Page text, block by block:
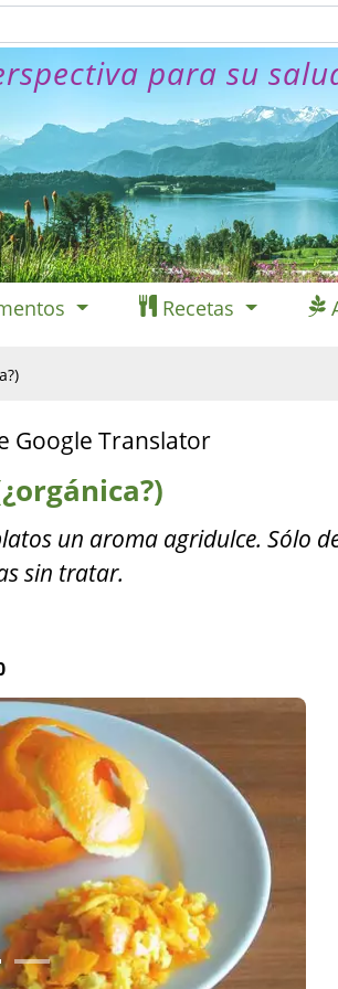
para su
Recetas
Google Translator
un aroma agridulce. Sólo
sin tratar.